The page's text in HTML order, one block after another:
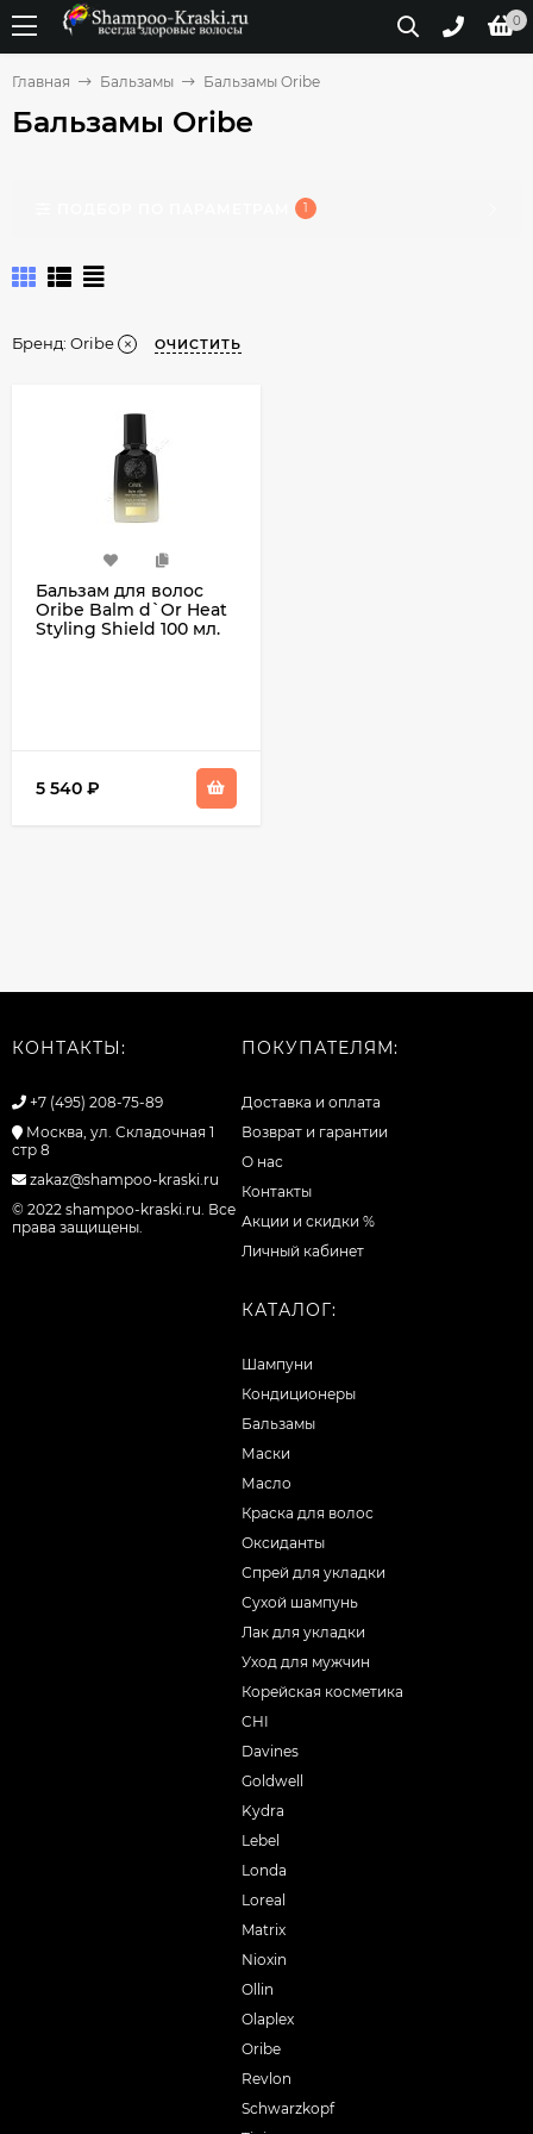
0
Главная Бальзамы Бальзамы Oribe
Бальзамы Oribe
1
Бренд: Oribe ОЧИСТИТЬ
Бальзам для волос
Oribe Balm d`Or Heat
Styling Shield 100 мл.
5 540 ₽
КОНТАКТЫ:
+7 (495) 208-75-89
Москва, ул. Складочная 1
стр 8
zakaz@shampoo-kraski.ru
© 2022 shampoo-kraski.ru. Все
права защищены.
ПОКУПАТЕЛЯМ:
Доставка и оплата
Возврат и гарантии
О нас
Контакты
Акции и скидки %
Личный кабинет
КАТАЛОГ:
Шампуни
Кондиционеры
Бальзамы
Маски
Масло
Краска для волос
Оксиданты
Спрей для укладки
Сухой шампунь
Лак для укладки
Уход для мужчин
Корейская косметика
CHI
Davines
Goldwell
Kydra
Lebel
Londa
Loreal
Matrix
Nioxin
Ollin
Olaplex
Oribe
Revlon
Schwarzkopf